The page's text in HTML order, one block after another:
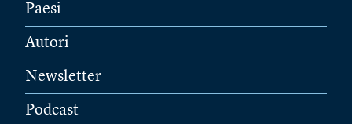
Paesi
Autori
Newsletter
Podcast